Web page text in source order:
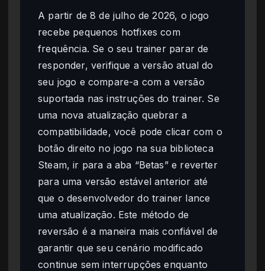
A partir de 8 de julho de 2026, o jogo
recebe pequenos hotfixes com
frequência. Se o seu trainer parar de
responder, verifique a versão atual do
seu jogo e compare-a com a versão
suportada nas instruções do trainer. Se
uma nova atualização quebrar a
compatibilidade, você pode clicar com o
botão direito no jogo na sua biblioteca
Steam, ir para a aba “Betas” e reverter
para uma versão estável anterior até
que o desenvolvedor do trainer lance
uma atualização. Este método de
reversão é a maneira mais confiável de
garantir que seu cenário modificado
continue sem interrupções enquanto